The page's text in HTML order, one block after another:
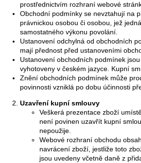
prostřednictvím rozhraní webové
Obchodní podmínky se nevztahují na
právnickou osobou či osobou, jež
samostatného výkonu povolání.
Ustanovení odchylná od obchodních
mají přednost před ustanoveními
Ustanovení obchodních podmínek
vyhotoveny v českém jazyce. Kupní
Znění obchodních podmínek může
povinnosti vzniklá po dobu účinnosti
Uzavření kupní smlouvy
Veškerá prezentace zboží
není povinen uzavřít kupní
nepoužije.
Webové rozhraní obchodu
navrácení zboží, jestliže toto
jsou uvedeny včetně daně z